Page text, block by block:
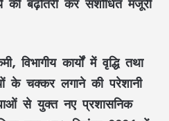
कार्यों में वृद्धि तथा
के चक्कर लगाने की परेशानी
से युक्त नए प्रशासनिक